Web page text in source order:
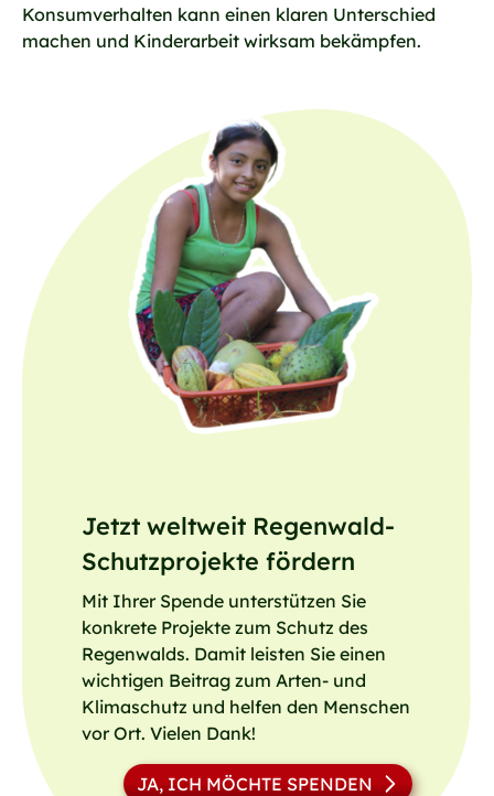
Konsumverhalten kann einen klaren Unterschied
machen und Kinderarbeit wirksam bekämpfen.
Jetzt weltweit Regenwald-
Schutzprojekte fördern
Mit Ihrer Spende unterstützen Sie
konkrete Projekte zum Schutz des
Regenwalds. Damit leisten Sie einen
wichtigen Beitrag zum Arten- und
Klimaschutz und helfen den Menschen
vor Ort. Vielen Dank!
JA, ICH MÖCHTE SPENDEN